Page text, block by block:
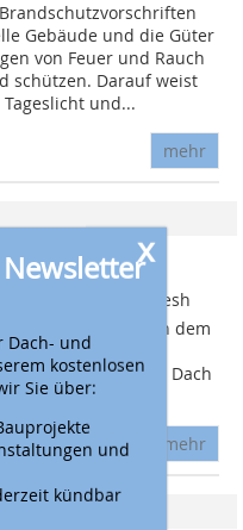
x
Dach- und
kostenlosen
Sie über:
und
kündbar
Gebäude und die Güter
von Feuer und Rauch
schützen. Darauf weist
und...
mehr
Lichtbänder
Mosquito Mesh
+ Air ist auch nach dem
Rauch- und
(NRWG) auf dem Dach
Beim...
mehr